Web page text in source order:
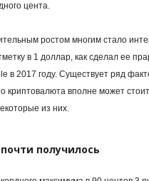
цента.
ростом многим стало
в 1 доллар, как сделал ее
в 2017 году. Существует ряд
криптовалюта вполне может
из них.
получилось